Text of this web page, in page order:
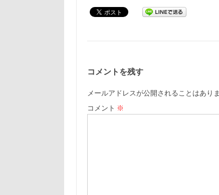
コメントを残す
メールアドレスが公開されることはありま
コメント ※